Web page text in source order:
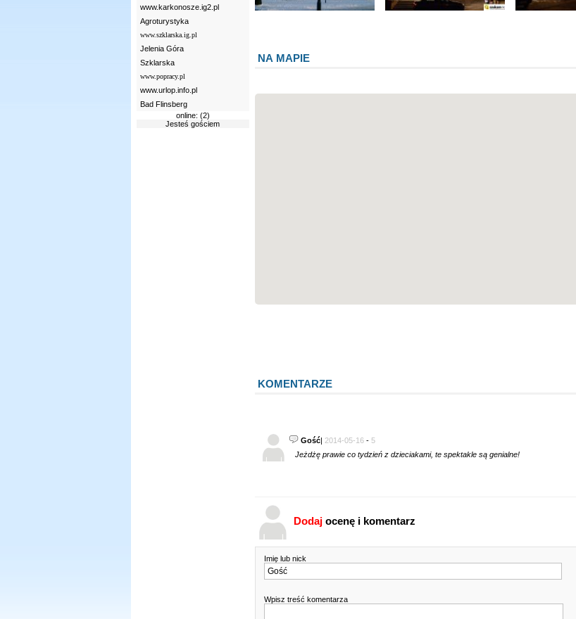
www.karkonosze.ig2.pl
Agroturystyka
www.szklarska.ig.pl
Jelenia Góra
Szklarska
www.popracy.pl
www.urlop.info.pl
Bad Flinsberg
online: (2)
Jesteś gościem
NA MAPIE
KOMENTARZE
Gość| 2014-05-16- 5
Jeżdżę prawie co tydzień z dzieciakami, te spektakle są genialne!
Dodajocenę i komentarz
Imię lub nick
Wpisz treść komentarza